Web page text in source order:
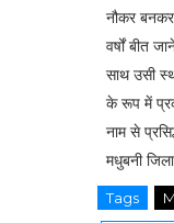
नौकर
वर्षों बीत
साथ उसी
के रूप में
नाम से
मधुबनी
Tags